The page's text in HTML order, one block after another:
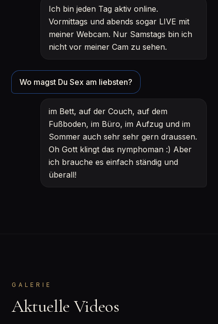
Ich bin jeden Tag aktiv online.
Vormittags und abends sogar LIVE mit
meiner Webcam. Nur Samstags bin ich
nicht vor meiner Cam zu sehen.
Wo magst Du Sex am liebsten?
im Bett, auf der Couch, auf dem
Fußboden, im Büro, im Aufzug und im
Sommer auch sehr sehr gern draussen.
Oh Gott klingt das nymphoman :) Aber
ich brauche es einfach ständig und
überall!
GALERIE
Aktuelle Videos